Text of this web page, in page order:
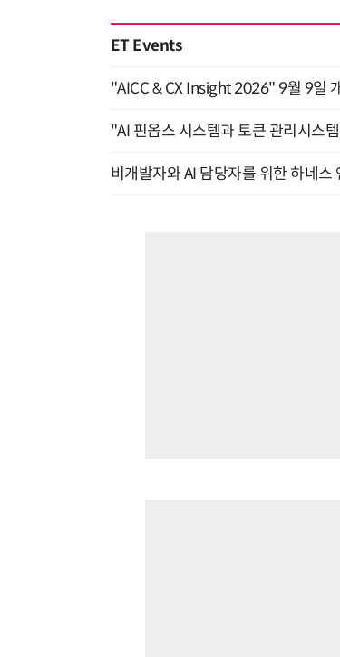
ET Events
"AICC & CX Insight 2026" 9월 9일
"AI 핀옵스 시스템과 토큰 관리시스
비개발자와 AI 담당자를 위한 하네